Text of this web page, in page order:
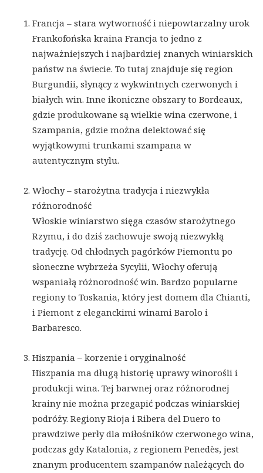
Francja – stara wytworność i niepowtarzalny urok
Frankofońska kraina Francja to jedno z
najważniejszych i najbardziej znanych winiarskich
państw na świecie. To tutaj znajduje się region
Burgundii, słynący z wykwintnych czerwonych i
białych win. Inne ikoniczne obszary to Bordeaux,
gdzie produkowane są wielkie wina czerwone, i
Szampania, gdzie można delektować się
wyjątkowymi trunkami szampana w
autentycznym stylu.
Włochy – starożytna tradycja i niezwykła
różnorodność
Włoskie winiarstwo sięga czasów starożytnego
Rzymu, i do dziś zachowuje swoją niezwykłą
tradycję. Od chłodnych pagórków Piemontu po
słoneczne wybrzeża Sycylii, Włochy oferują
wspaniałą różnorodność win. Bardzo popularne
regiony to Toskania, który jest domem dla Chianti,
i Piemont z eleganckimi winami Barolo i
Barbaresco.
Hiszpania – korzenie i oryginalność
Hiszpania ma długą historię uprawy winorośli i
produkcji wina. Tej barwnej oraz różnorodnej
krainy nie można przegapić podczas winiarskiej
podróży. Regiony Rioja i Ribera del Duero to
prawdziwe perły dla miłośników czerwonego wina,
podczas gdy Katalonia, z regionem Penedès, jest
znanym producentem szampanów należących do